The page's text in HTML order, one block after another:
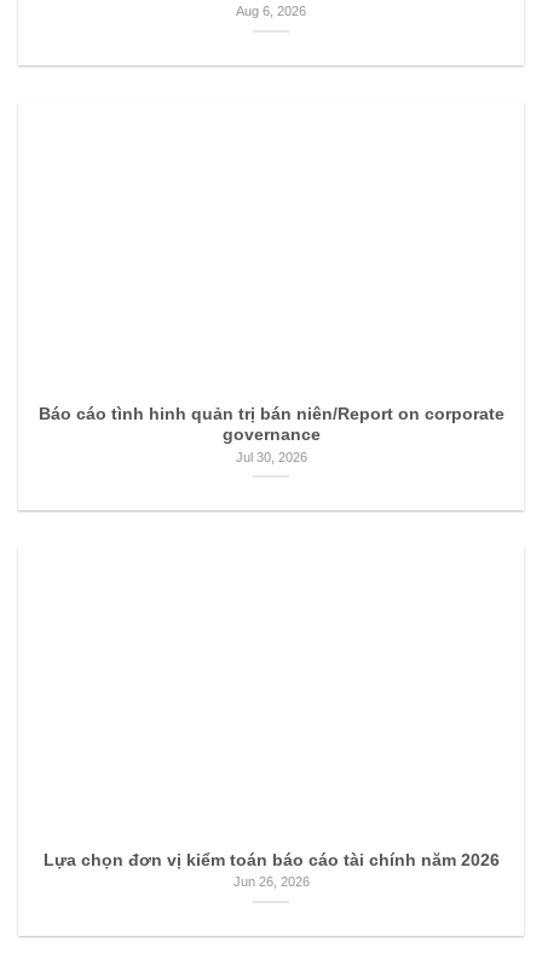
Aug 6, 2026
Báo cáo tình hinh quản trị bán niên/Report on corporate
governance
Jul 30, 2026
Lựa chọn đơn vị kiểm toán báo cáo tài chính năm 2026
Jun 26, 2026